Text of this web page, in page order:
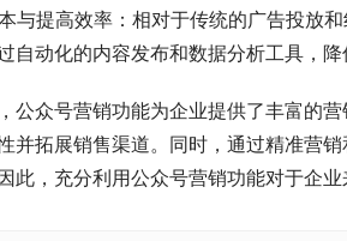
与提高效率：相对于传统的广告投放
自动化的内容发布和数据分析工具，
公众号营销功能为企业提供了丰富的
并拓展销售渠道。同时，通过精准营
此，充分利用公众号营销功能对于企